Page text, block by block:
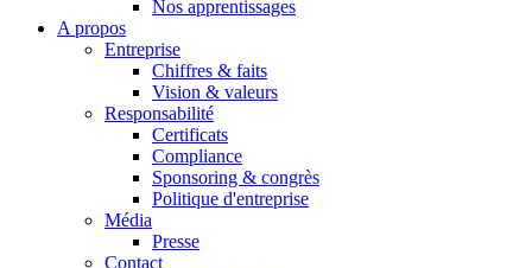
Nos apprentissages
A propos
Entreprise
Chiffres & faits
Vision & valeurs
Responsabilité
Certificats
Compliance
Sponsoring & congrès
Politique d'entreprise
Média
Presse
Contact